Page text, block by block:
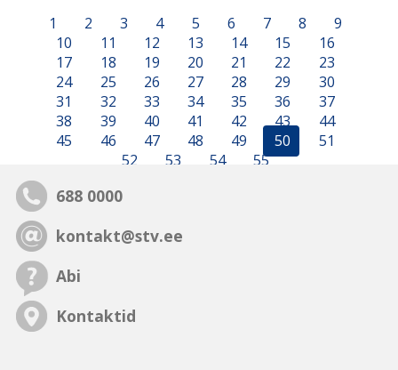
1 2 3 4 5 6 7 8
9
10
11 12 13 14 15
16
17
18 19 20 21 22
23
24
25 26 27 28 29
30
31
32 33 34 35 36
37
38
39 40 41 42 43
44
45
46 47 48 49 50
51
52
53 54 55
688 0000
kontakt@stv.ee
Abi
Kontaktid